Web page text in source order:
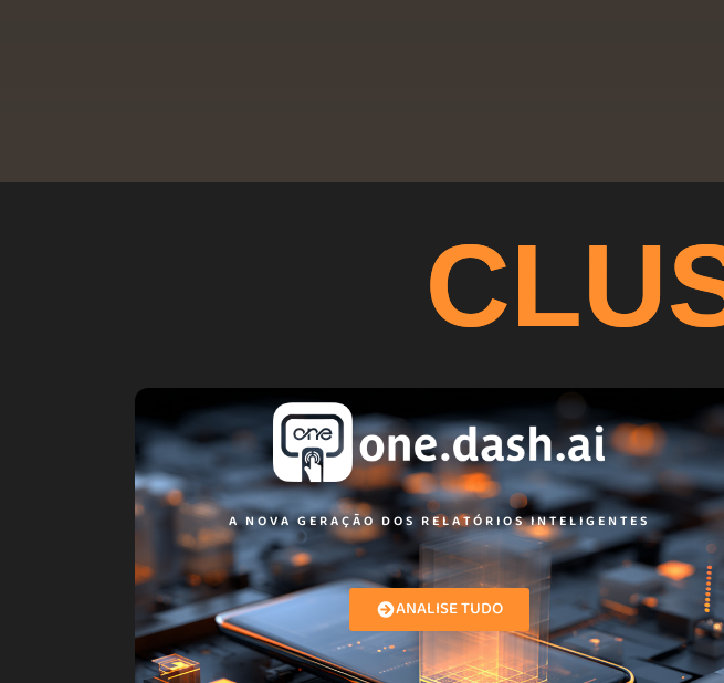
A NOVA GERAÇÃO DOS RELATÓRIOS INTELIGENTES
ANALISE TUDO